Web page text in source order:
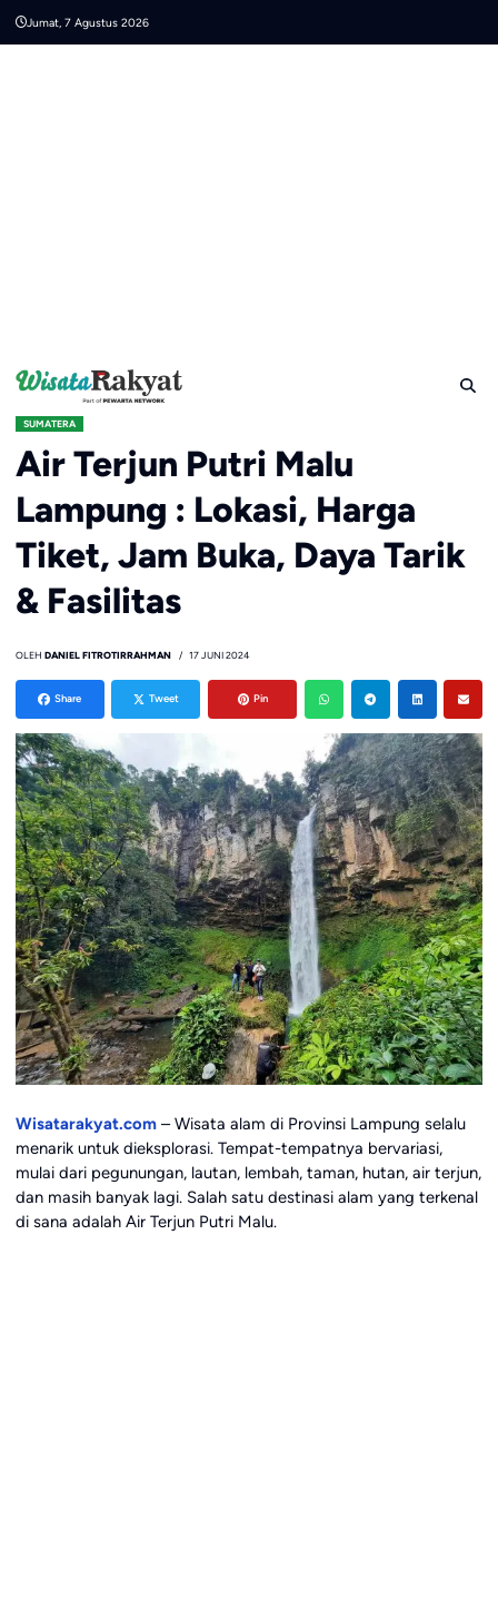
Jumat, 7 Agustus 2026
SUMATERA
Air Terjun Putri Malu
Lampung : Lokasi, Harga
Tiket, Jam Buka, Daya Tarik
& Fasilitas
OLEH DANIEL FITROTIRRAHMAN 17 JUNI 2024
Share Tweet Pin
Wisatarakyat.com– Wisata alam di Provinsi Lampung selalu
menarik untuk dieksplorasi. Tempat-tempatnya bervariasi,
mulai dari pegunungan, lautan, lembah, taman, hutan, air terjun,
dan masih banyak lagi. Salah satu destinasi alam yang terkenal
di sana adalah Air Terjun Putri Malu.